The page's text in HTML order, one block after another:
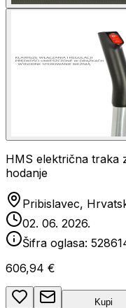
HMS električna traka
hodanje
Pribislavec,
02. 06. 2026.
Šifra oglasa:
606,94 €
Kupi